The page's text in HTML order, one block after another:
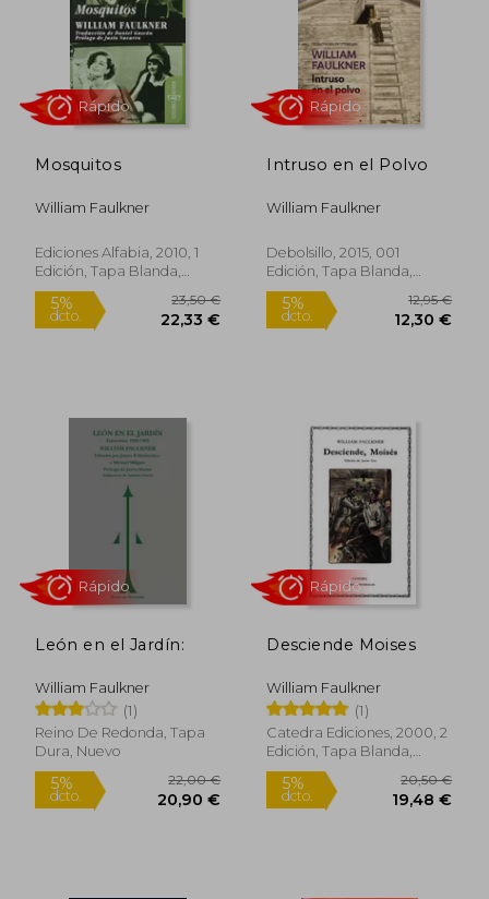
5%
dcto.
5%
dcto.
5%
dcto.
19,50 €
Mosquitos
William Faulkner
Ediciones Alfabia, 2010, 1
Edición, Tapa Blanda,
Nuevo
Intruso en el Polvo
William Faulkner
Debolsillo, 2015, 001
Edición, Tapa Blanda,
Nuevo
León en el Jardín:
William Faulkner
(1)
Reino De Redonda, Tapa
Dura, Nuevo
Desciende Moises
William Faulkner
(1)
Catedra Ediciones, 2000, 2
Edición, Tapa Blanda,
Nuevo